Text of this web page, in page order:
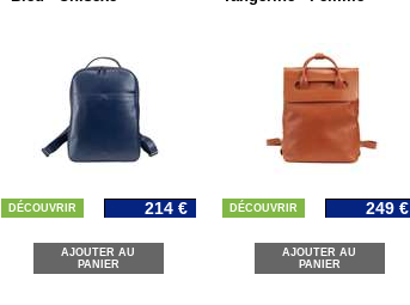
DÉCOUVRIR 214 €
AJOUTER AU
PANIER
DÉCOUVRIR 249 €
AJOUTER AU
PANIER